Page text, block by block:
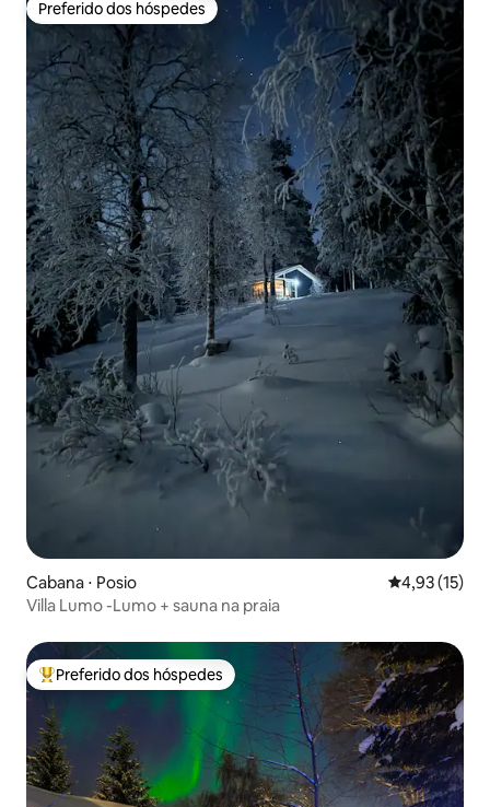
Preferido dos hóspedes
Preferido dos hóspedes
Cabana ⋅ Posio 4,93 de uma
4,93 (15)
Villa Lumo -Lumo + sauna na praia
Entre os melhores preferidos dos hóspedes
Preferido dos hóspedes